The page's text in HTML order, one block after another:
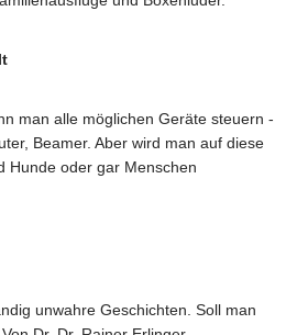
man alle möglichen Geräte steuern -
Beamer. Aber wird man auf diese
Hunde oder gar Menschen
unwahre Geschichten. Soll man